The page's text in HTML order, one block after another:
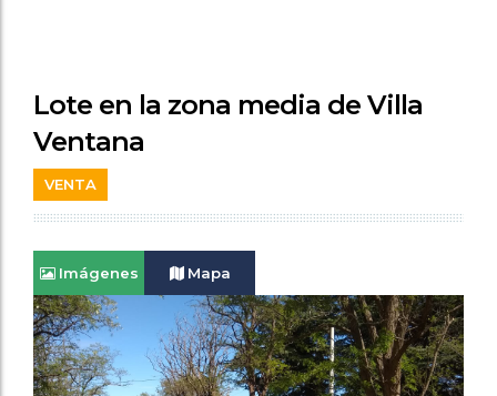
Lote en la zona media de Villa
Ventana
VENTA
Imágenes Mapa